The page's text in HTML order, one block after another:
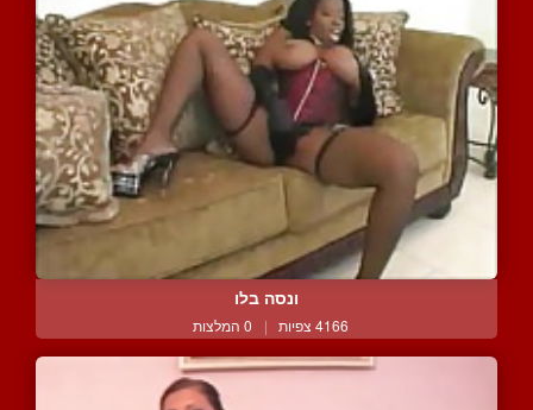
ונסה בלו
4166 צפיות | 0 המלצות